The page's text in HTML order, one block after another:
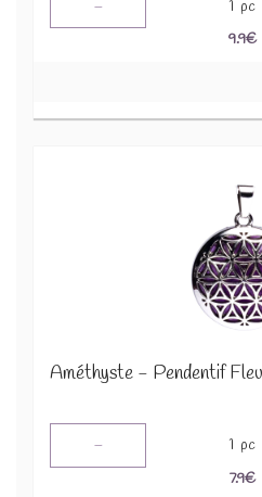
- 1 pc
9.9€
Améthyste - Pendentif
- 1 pc
7.9€